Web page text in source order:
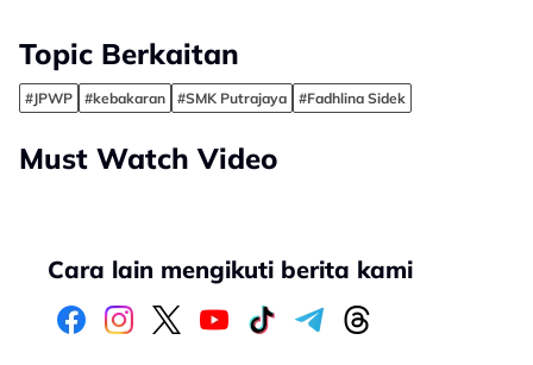
Topic Berkaitan
#JPWP #kebakaran #SMK Putrajaya #Fadhlina Sidek
Must Watch Video
Cara lain mengikuti berita kami